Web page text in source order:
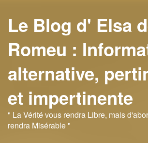
Le Blog d' Elsa
Romeu :
alternative,
et impertinente
" La Vérité vous rendra Libre, mais
rendra Misérable "